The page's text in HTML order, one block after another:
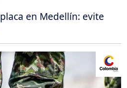
en Medellín: evite